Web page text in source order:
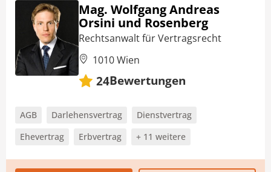
Mag. Wolfgang Andreas
Orsini und Rosenberg
Rechtsanwalt für Vertragsrecht
1010 Wien
24Bewertungen
AGB Darlehensvertrag
Dienstvertrag
Ehevertrag
Erbvertrag + 11 weitere